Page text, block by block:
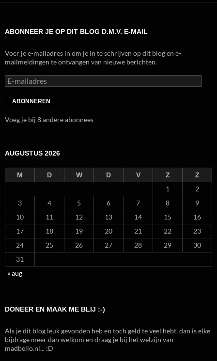
ABONNEER JE OP DIT BLOG D.M.V. E-MAIL
Voer je e-mailadres in om je in te schrijven op dit blog en e-
mailmeldingen te ontvangen van nieuwe berichten.
E-
mailadres
ABONNEREN
Voeg je bij 8 andere abonnees
AUGUSTUS 2026
M D W D V Z Z
1
2
3
4 5 6 7 8
9
10
11 12 13 14 15
16
17
18 19 20 21 22
23
24
25 26 27 28 29
30
31
« aug
DONEER EN MAAK ME BLIJ :-)
Als je dit blog leuk gevonden heb en toch geld te veel hebt, dan is elke
bijdrage meer dan welkom en draag je bij het welzijn van
madbello.nl... :D